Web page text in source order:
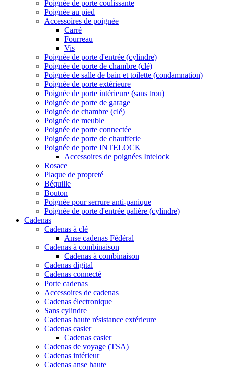
Poignée de porte coulissante
Poignée au pied
Accessoires de poignée
Carré
Fourreau
Vis
Poignée de porte d'entrée (cylindre)
Poignée de porte de chambre (clé)
Poignée de salle de bain et toilette (condamnation)
Poignée de porte extérieure
Poignée de porte intérieure (sans trou)
Poignée de porte de garage
Poignée de chambre (clé)
Poignée de meuble
Poignée de porte connectée
Poignée de porte de chaufferie
Poignée de porte INTELOCK
Accessoires de poignées Intelock
Rosace
Plaque de propreté
Béquille
Bouton
Poignée pour serrure anti-panique
Poignée de porte d'entrée palière (cylindre)
Cadenas
Cadenas à clé
Anse cadenas Fédéral
Cadenas à combinaison
Cadenas à combinaison
Cadenas digital
Cadenas connecté
Porte cadenas
Accessoires de cadenas
Cadenas électronique
Sans cylindre
Cadenas haute résistance extérieure
Cadenas casier
Cadenas casier
Cadenas de voyage (TSA)
Cadenas intérieur
Cadenas anse haute